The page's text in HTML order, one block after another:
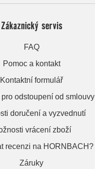
Zákaznický servis
FAQ
Pomoc a kontakt
Kontaktní formulář
pro odstoupení od smlouvy
doručení a vyzvednutí
vrácení zboží
recenzi na HORNBACH?
Záruky